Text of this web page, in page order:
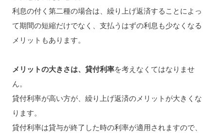
利息の付く第二種の場合は、繰り上げ返済することによっ
て期間の短縮だけでなく、支払うはずの利息も少なくなる
メリットもあります。
メリットの大きさは、貸付利率を考えなくてはなりませ
ん。
貸付利率が高い方が、繰り上げ返済のメリットが大きくな
ります。
貸付利率は貸与が終了した時の利率が適用されますので、